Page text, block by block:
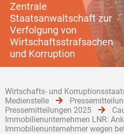
Zentrale
Staatsanwaltschaft zur
Verfolgung von
Wirtschaftsstrafsachen
und Korruption
Wirtschafts- und
Medienstelle
Pressemitteilungen 2025
Immobilienunternehmen LNR:
Immobilienunternehmer wegen